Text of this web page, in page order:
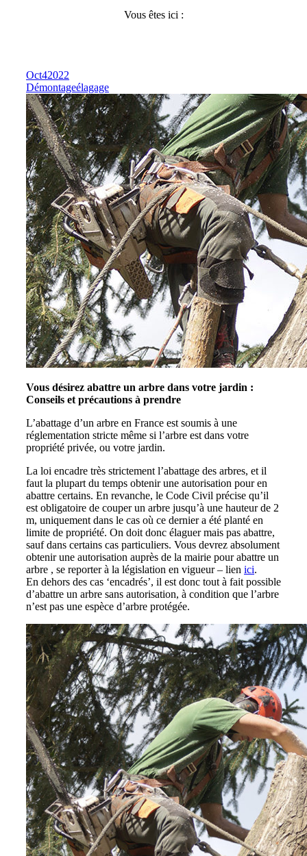
Vous êtes ici :
Oct42022
Démontageélagage
Vous désirez abattre un arbre dans votre jardin :
Conseils et précautions à prendre
L’abattage d’un arbre en France est soumis à une
réglementation stricte même si l’arbre est dans votre
propriété privée, ou votre jardin.
La loi encadre très strictement l’abattage des arbres, et il
faut la plupart du temps obtenir une autorisation pour en
abattre certains. En revanche, le Code Civil précise qu’il
est obligatoire de couper un arbre jusqu’à une hauteur de 2
m, uniquement dans le cas où ce dernier a été planté en
limite de propriété. On doit donc élaguer mais pas abattre,
sauf dans certains cas particuliers. Vous devrez absolument
obtenir une autorisation auprès de la mairie pour abattre un
arbre , se reporter à la législation en vigueur – lien ici.
En dehors des cas ‘encadrés’, il est donc tout à fait possible
d’abattre un arbre sans autorisation, à condition que l’arbre
n’est pas une espèce d’arbre protégée.